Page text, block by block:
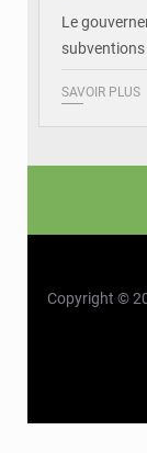
Le
subventions
SAVOIR PLUS
Copyright ©